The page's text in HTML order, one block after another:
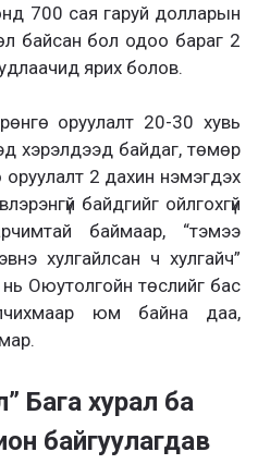
700 сая гаруй долларын
байсан бол одоо бараг 2
ярих болов.
оруулалт 20-30 хувь
хэрэлдээд байдаг, төмөр
2 дахин нэмэгдэх
байдгийг ойлгохгүй
баймаар, “тэмээ
хулгайлсан ч хулгайч”
нь Оюутолгойн төслийг бас
юм байна даа,
Бага хурал ба
байгуулагдав